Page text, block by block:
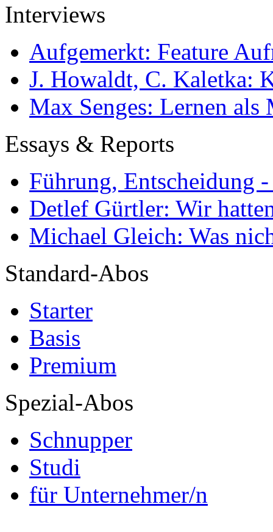
Interviews
Aufgemerkt: Feature
J. Howaldt, C. Kaletka:
Max Senges: Lernen als
Essays & Reports
Führung, Entscheidung
Detlef Gürtler: Wir
Michael Gleich: Was
Standard-Abos
Starter
Basis
Premium
Spezial-Abos
Schnupper
Studi
für Unternehmer/n